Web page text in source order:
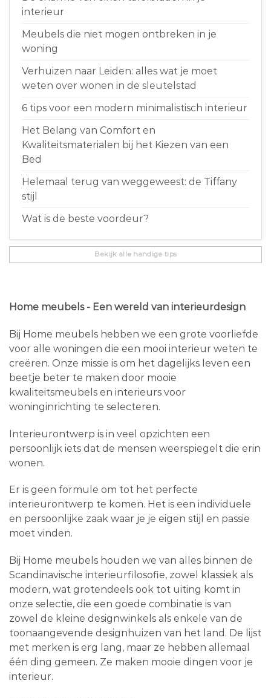
interieur
Meubels die niet mogen ontbreken in je
woning
Verhuizen naar Leiden: alles wat je moet
weten over wonen in de sleutelstad
6 tips voor een modern minimalistisch interieur
Het Belang van Comfort en
Kwaliteitsmaterialen bij het Kiezen van een
Bed
Helemaal terug van weggeweest: de Tiffany
stijl
Wat is de beste voordeur?
Bekijk alle handige tips
Home meubels - Een wereld van interieurdesign
Bij Home meubels hebben we een grote voorliefde
voor alle woningen die een mooi interieur weten te
creëren. Onze missie is om het dagelijks leven een
beetje beter te maken door mooie
kwaliteitsmeubels en interieurs voor
woninginrichting te selecteren.
Interieurontwerp is in veel opzichten een
persoonlijk iets dat de mensen weerspiegelt die erin
wonen.
Er is geen formule om tot het perfecte
interieurontwerp te komen. Het is een individuele
en persoonlijke zaak waar je je eigen stijl en passie
moet vinden.
Bij Home meubels houden we van alles binnen de
Scandinavische interieurfilosofie, zowel klassiek als
modern, wat grotendeels ook tot uiting komt in
onze selectie, die een goede combinatie is van
zowel de kleine designwinkels als enkele van de
toonaangevende designhuizen van het land. De lijst
met merken is erg lang, maar ze hebben allemaal
één ding gemeen. Ze maken mooie dingen voor je
interieur.